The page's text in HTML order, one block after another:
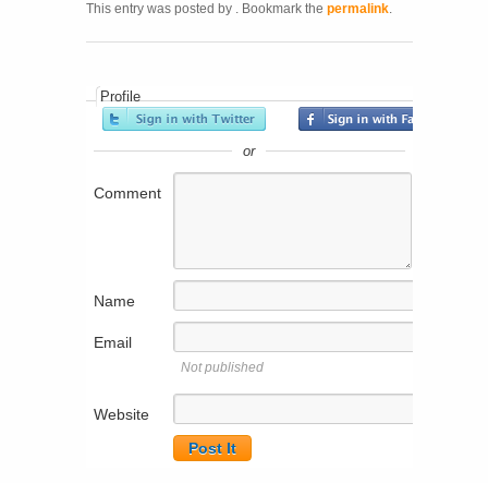
This entry was posted by . Bookmark the permalink.
Profile
or
Comment
Name
Email
Not published
Website